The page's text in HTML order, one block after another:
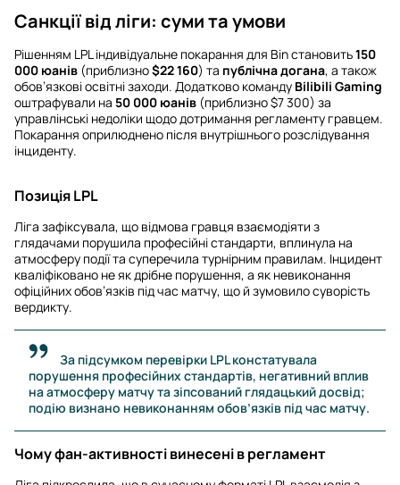
Санкції від ліги: суми та умови
Рішенням LPL індивідуальне покарання для Bin становить150
000 юанів (приблизно$22 160) та публічна догана, а також
обов’язкові освітні заходи. Додатково команду Bilibili Gaming
оштрафували на 50 000 юанів (приблизно $7 300) за
управлінські недоліки щодо дотримання регламенту гравцем.
Покарання оприлюднено після внутрішнього розслідування
інциденту.
Позиція LPL
Ліга зафіксувала, що відмова гравця взаємодіяти з
глядачами порушила професійні стандарти, вплинула на
атмосферу події та суперечила турнірним правилам. Інцидент
кваліфіковано не як дрібне порушення, а як невиконання
офіційних обов’язків під час матчу, що й зумовило суворість
вердикту.
За підсумком перевірки LPL констатувала
порушення професійних стандартів, негативний вплив
на атмосферу матчу та зіпсований глядацький досвід;
подію визнано невиконанням обов’язків під час матчу.
Чому фан-активності винесені в регламент